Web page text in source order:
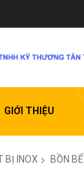
GIỚI THIỆU
BỊ INOX BỒN BỂ